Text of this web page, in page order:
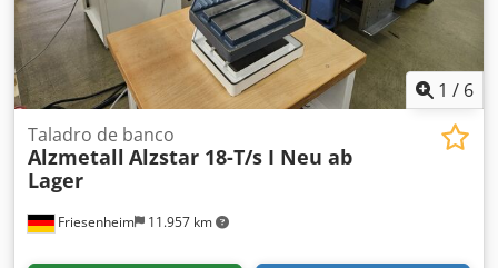
1 / 6
Friesenheim 11.957 km
Taladro de banco
Alzmetall Alzstar 18-T/s I Neu ab
Lager